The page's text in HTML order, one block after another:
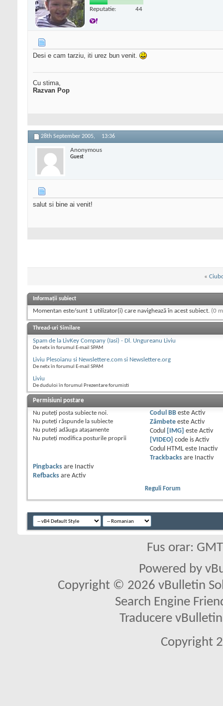
Reputatie: 44
Desi e cam tarziu, iti urez bun venit.
Cu stima,
Razvan Pop
28th September 2005, 13:36
Anonymous
Guest
salut si bine ai venit!
«
Informații subiect
Momentan este/sunt 1 utilizator(i) care navighează în acest subiect. (0
Thread-uri Similare
Spam de la LivKey Company (Iasi) - Dl. Ungureanu Liviu
De netx în forumul E-mail SPAM
Liviu Plesoianu si Newslettere.com si Newslettere.org
De netx în forumul E-mail SPAM
Liviu
De duduloi în forumul Prezentare forumisti
Permisiuni postare
Nu puteţi posta subiecte noi.
Nu puteţi răspunde la subiecte
Nu puteţi adăuga ataşamente
Nu puteţi modifica posturile proprii
Codul BBeste Activ
Zâmbeteeste Activ
Codul
[IMG] este Activ
[VIDEO]
code is Activ
Codul HTML este
Inactiv
Trackbacksare
Inactiv
Pingbacks are
Inactiv
Refbacks are Activ
Reguli Forum
Fus orar:
Powered by
Copyright © 2026 vBulletin
Search Engine
Traducere
Copyright